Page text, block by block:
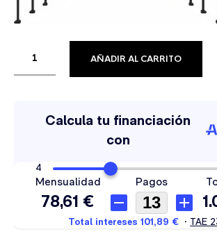
AÑADIR AL CARRITO